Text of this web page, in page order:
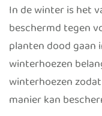
In de winter is het
beschermd tegen
planten dood gaan
winterhoezen
winterhoezen
manier kan